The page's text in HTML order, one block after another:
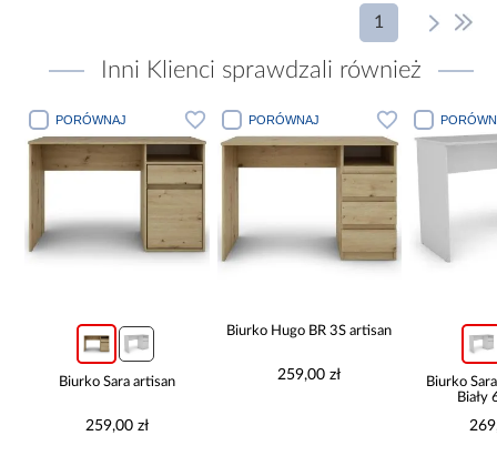
1
Inni Klienci sprawdzali również
PORÓWNAJ
Biurko Sara artisan
259,00 zł
PORÓWNAJ
Biurko Hugo BR 3S artisan
259,00 zł
Biurko